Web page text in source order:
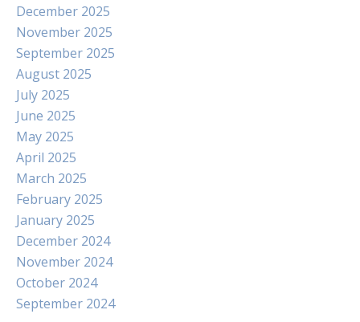
December 2025
November 2025
September 2025
August 2025
July 2025
June 2025
May 2025
April 2025
March 2025
February 2025
January 2025
December 2024
November 2024
October 2024
September 2024